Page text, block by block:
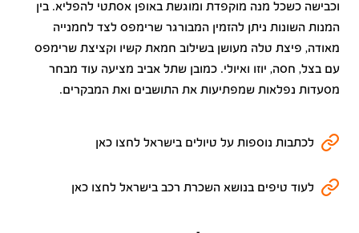
וכבישה כשכל מנה מוקפדת ומוגשת באופן אסתטי להפליא. בין
המנות השונות ניתן להזמין המבורגר שרימפס לצד לחמנייה
מאודה, פיצת טלה מעושן בשילוב חמאת קשיו וקציצת שרימפס
עם בצל, חסה, יוזו ואיולי. כמובן שתל אביב מציעה עוד מבחר
מסעדות נפלאות שמפתיעות את התושבים ואת המבקרים.
לכתבות נוספות על טיולים בישראל לחצו כאן
לעוד טיפים בנושא השכרת רכב בישראל לחצו כאן